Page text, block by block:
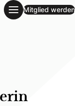
Toy
Mitglied werden